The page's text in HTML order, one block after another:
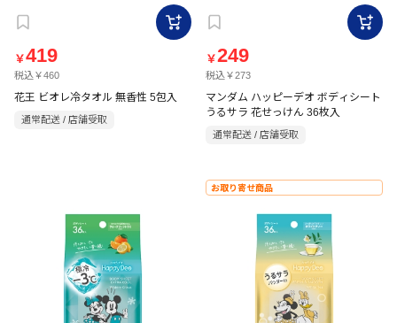
￥419
税込￥460
花王 ビオレ冷タオル 無香性 5包入
通常配送 / 店舗受取
￥249
税込￥273
マンダム ハッピーデオ ボディシート
うるサラ 花せっけん 36枚入
通常配送 / 店舗受取
お取り寄せ商品